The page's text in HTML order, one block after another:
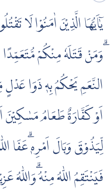
يٰٓاَيُّهَا الَّذِيْنَ اٰمَنُوْا لَا
ۗوَمَنْ قَتَلَهٗ مِنْكُمْ
النَّعَمِ يَحْكُمُ بِهٖ ذَوَا عَدْلٍ
اَوْ كَفَّارَةٌ طَعَامُ
لِّيَذُوْقَ وَبَالَ اَمْرِهٖ ۗعَفَا
فَيَنْتَقِمُ اللّٰهُ مِنْهُ ۗوَاللّٰهُ